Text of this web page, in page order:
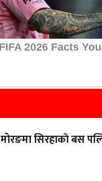
मोरङमा सिरहाकाे बस